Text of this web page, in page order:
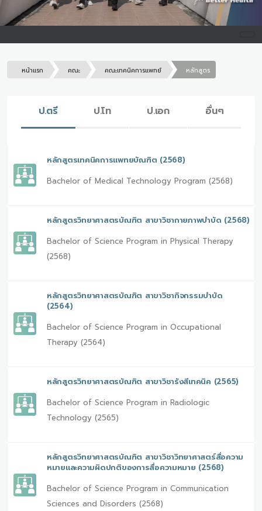
หน้าแรก คณะ คณะเทคนิคการแพทย์ หลักสูตร
ป.ตรี ป.โท ป.เอก อื่นๆ
หลักสูตรเทคนิคการแพทยบัณฑิต (2568)
Bachelor of Medical Technology Program (2568)
หลักสูตรวิทยาศาสตรบัณฑิต สาขาวิชากายภาพบำบัด (2568)
Bachelor of Science Program in Physical Therapy
(2568)
หลักสูตรวิทยาศาสตรบัณฑิต สาขาวิชากิจกรรมบำบัด
(2564)
Bachelor of Science Program in Occupational
Therapy (2564)
หลักสูตรวิทยาศาสตรบัณฑิต สาขาวิชารังสีเทคนิค (2565)
Bachelor of Science Program in Radiologic
Technology (2565)
หลักสูตรวิทยาศาสตรบัณฑิต สาขาวิชาวิทยาศาสตร์สื่อความ
หมายและความผิดปกติของการสื่อความหมาย (2568)
Bachelor of Science Program in Communication
Sciences and Disorders (2568)